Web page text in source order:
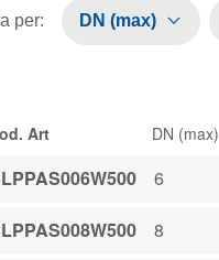
per: DN (max)
Art DN (max)
6
8